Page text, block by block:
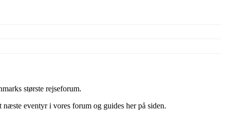
største rejseforum.
eventyr i vores forum og guides her på siden.